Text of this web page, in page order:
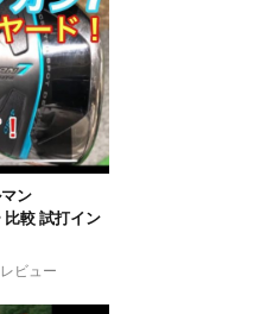
ン
較 試打イン
ビュー